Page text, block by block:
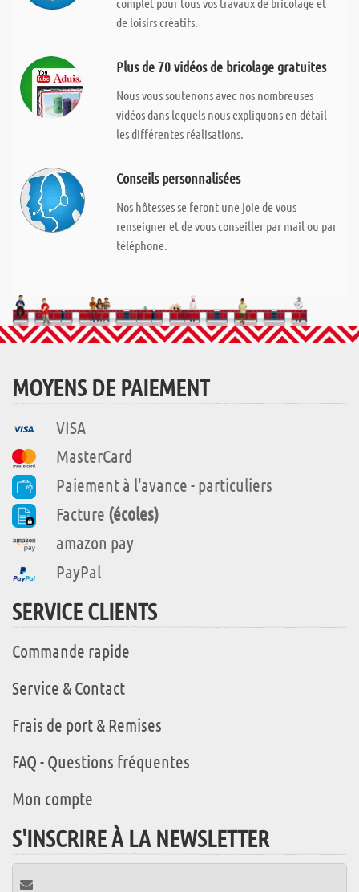
de loisirs créatifs.
Plus de 70 vidéos de bricolage gratuites
Nous vous soutenons avec nos nombreuses
vidéos dans lequels nous expliquons en détail
les différentes réalisations.
Conseils personnalisées
Nos hôtesses se feront une joie de vous
renseigner et de vous conseiller par mail ou par
téléphone.
MOYENS DE PAIEMENT
VISA
MasterCard
Paiement à l'avance - particuliers
Facture (écoles)
amazon pay
PayPal
SERVICE CLIENTS
Commande rapide
Service & Contact
Frais de port & Remises
FAQ - Questions fréquentes
Mon compte
S'INSCRIRE À LA NEWSLETTER